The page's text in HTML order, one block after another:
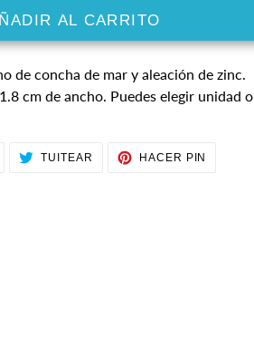
AL CARRITO
de concha de mar y aleación de zinc.
cm de ancho. Puedes elegir unidad o
COMPARTIRTUITEAR TUITEARHACER PIN